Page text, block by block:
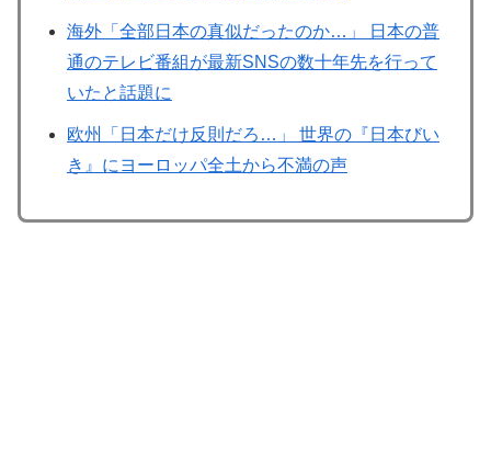
海外「全部日本の真似だったのか…」 日本の普
通のテレビ番組が最新SNSの数十年先を行って
いたと話題に
欧州「日本だけ反則だろ…」 世界の『日本びい
き』にヨーロッパ全土から不満の声